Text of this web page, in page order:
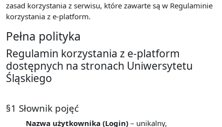
zasad korzystania z serwisu, które zawarte są w Regulaminie
korzystania z e-platform.
Pełna polityka
Regulamin korzystania z e-platform
dostępnych na stronach Uniwersytetu
Śląskiego
§1 Słownik pojęć
Nazwa użytkownika (Login) – unikalny,